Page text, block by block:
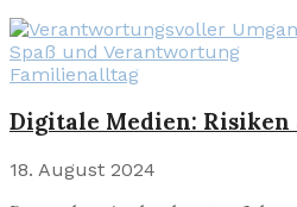
Familienalltag
Digitale Medien: Risiken
18. August 2024